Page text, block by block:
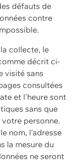
défauts de
contre
collecte, le
décrit ci-
visité sans
consultées
et l'heure sont
sans que
personne.
nom, l'adresse
la mesure du
ne seront